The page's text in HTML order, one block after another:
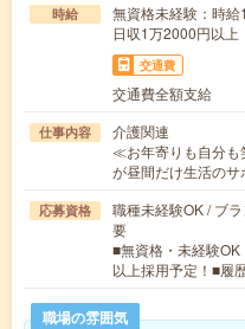
時給
無資格未経験：時
日収1万2000円以上
交通費
交通費全額支給
仕事内容
介護関連
≪お年寄りも自分も
が昼間だけ生活の
応募資格
職種未経験OK / ブ
要
■無資格・未経験
以上採用予定！■履
職場の雰囲気